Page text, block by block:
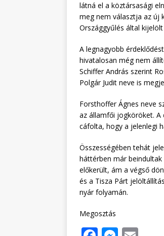
látná el a köztársasági
meg nem választja az új
Országgyűlés által
A legnagyobb
hivatalosan még nem
Schiffer András szerint
Polgár Judit neve is
Forsthoffer Ágnes neve
az államfői jogköröket. A
cáfolta, hogy a jelenlegi
Összességében tehát
háttérben már beindultak
előkerült, ám a végső
és a Tisza Párt
nyár folyamán.
Megosztás